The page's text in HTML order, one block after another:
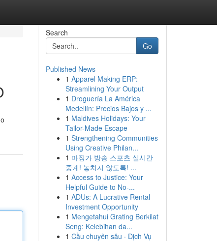
Search
Go
Published News
1 Apparel Making ERP:
Streamlining Your Output
1 Droguería La América
Medellín: Precios Bajos y ...
1 Maldives Holidays: Your
Tailor-Made Escape
1 Strengthening Communities
Using Creative Philan...
1 마징가 방송 스포츠 실시간
중계! 놓치지 않도록! ...
1 Access to Justice: Your
Helpful Guide to No-...
1 ADUs: A Lucrative Rental
Investment Opportunity
1 Mengetahui Grating Berkilat
Seng: Kelebihan da...
1 Cầu chuyên sâu · Dịch Vụ